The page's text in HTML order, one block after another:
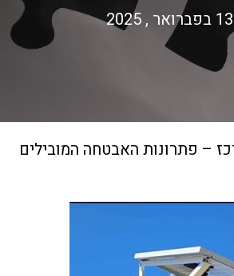
13 בפברואר , 2025
– פתרונות האבטחה המובילים